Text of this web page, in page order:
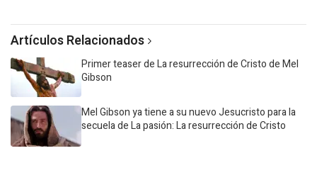
Artículos Relacionados
Primer teaser de La resurrección de Cristo de Mel
Gibson
Mel Gibson ya tiene a su nuevo Jesucristo para la
secuela de La pasión: La resurrección de Cristo